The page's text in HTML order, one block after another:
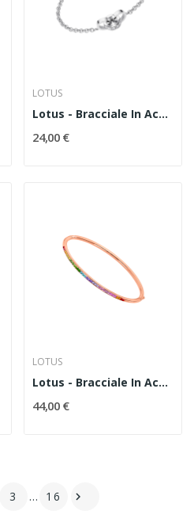
LOTUS
Lotus - Bracciale In Acciaio E Zirconi Codice...
24,00 €
LOTUS
Lotus - Bracciale In Acciaio E Zirconi Colorati...
44,00 €
3 … 16 